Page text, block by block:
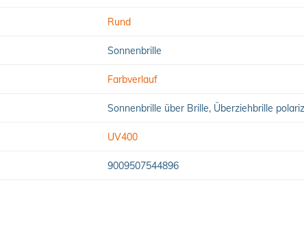
Rund
Sonnenbrille
Farbverlauf
Sonnenbrille über Brille, Überziehbrille
UV400
9009507544896